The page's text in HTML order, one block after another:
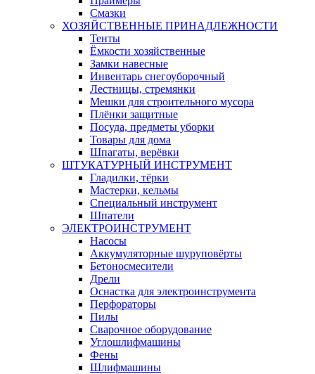
Смазки
ХОЗЯЙСТВЕННЫЕ ПРИНАДЛЕЖНОСТИ
Тенты
Ёмкости хозяйственные
Замки навесные
Инвентарь снегоуборочный
Лестницы, стремянки
Мешки для строительного мусора
Плёнки защитные
Посуда, предметы уборки
Товары для дома
Шпагаты, верёвки
ШТУКАТУРНЫЙ ИНСТРУМЕНТ
Гладилки, тёрки
Мастерки, кельмы
Специальный инструмент
Шпатели
ЭЛЕКТРОИНСТРУМЕНТ
Насосы
Аккумуляторные шуруповёрты
Бетоносмесители
Дрели
Оснастка для электроинструмента
Перфораторы
Пилы
Сварочное оборудование
Углошлифмашины
Фены
Шлифмашины